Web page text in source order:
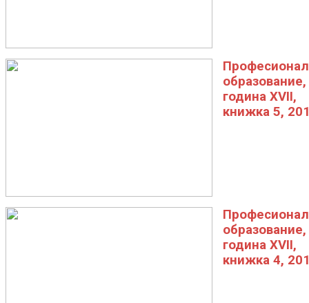
образование,
година XVII,
книжка 5,
образование,
година XVII,
книжка 4,